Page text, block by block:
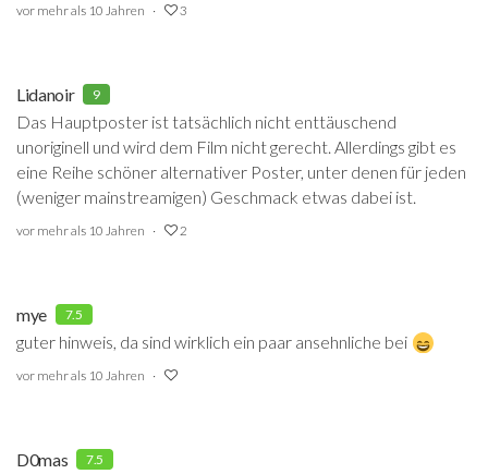
vor mehr als 10 Jahren 3
Lidanoir 9
Das Hauptposter ist tatsächlich nicht enttäuschend
unoriginell und wird dem Film nicht gerecht. Allerdings gibt es
eine Reihe schöner alternativer Poster, unter denen für jeden
(weniger mainstreamigen) Geschmack etwas dabei ist.
vor mehr als 10 Jahren 2
mye 7.5
guter hinweis, da sind wirklich ein paar ansehnliche bei
vor mehr als 10 Jahren
D0mas 7.5